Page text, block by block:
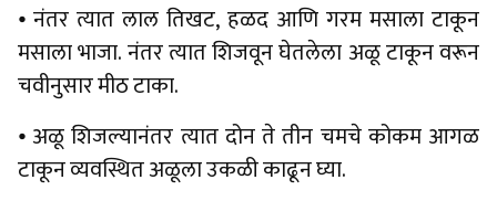
⦁ नंतर त्यात लाल तिखट, हळद आणि गरम मसाला टाकून
मसाला भाजा. नंतर त्यात शिजवून घेतलेला अळू टाकून वरून
चवीनुसार मीठ टाका.
⦁ अळू शिजल्यानंतर त्यात दोन ते तीन चमचे कोकम आगळ
टाकून व्यवस्थित अळूला उकळी काढून घ्या.